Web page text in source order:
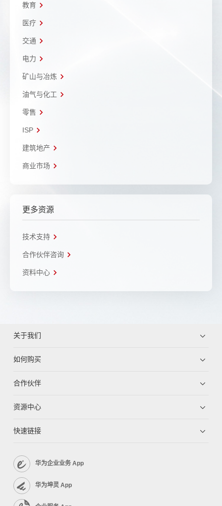
教育
医疗
交通
电力
矿山与冶炼
油气与化工
零售
ISP
建筑地产
商业市场
更多资源
技术支持
合作伙伴咨询
资料中心
关于我们
如何购买
合作伙伴
资源中心
快速链接
华为企业业务 App
华为坤灵 App